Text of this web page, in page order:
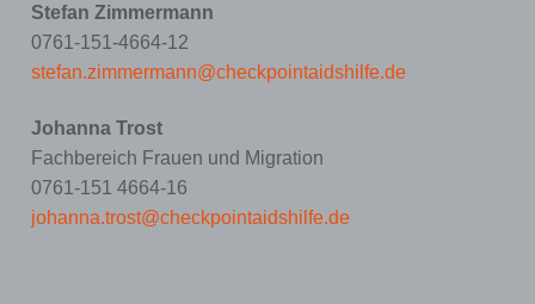
Stefan Zimmermann
0761-151-4664-12
stefan.zimmermann@checkpointaidshilfe.de
Johanna Trost
Fachbereich Frauen und Migration
0761-151 4664-16
johanna.trost@checkpointaidshilfe.de